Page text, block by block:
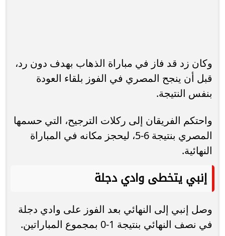
وكان زد قد فاز في مباراة الذهاب بهدف دون رد،
قبل أن ينجح المصري في الفوز بلقاء العودة
بنفس النتيجة.
واحتكم الفريقان إلى ركلات الترجيح، التي حسمها
المصري بنتيجة 6-5، ليحجز مكانه في المباراة
النهائية.
إنبي يتخطى وادي دجلة
وصل إنبي إلى النهائي بعد الفوز على وادي دجلة
في نصف النهائي بنتيجة 1-0 بمجموع المباراتين.